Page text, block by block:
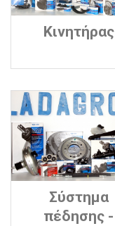
Κινητήρας
Σύστημα
πέδησης -